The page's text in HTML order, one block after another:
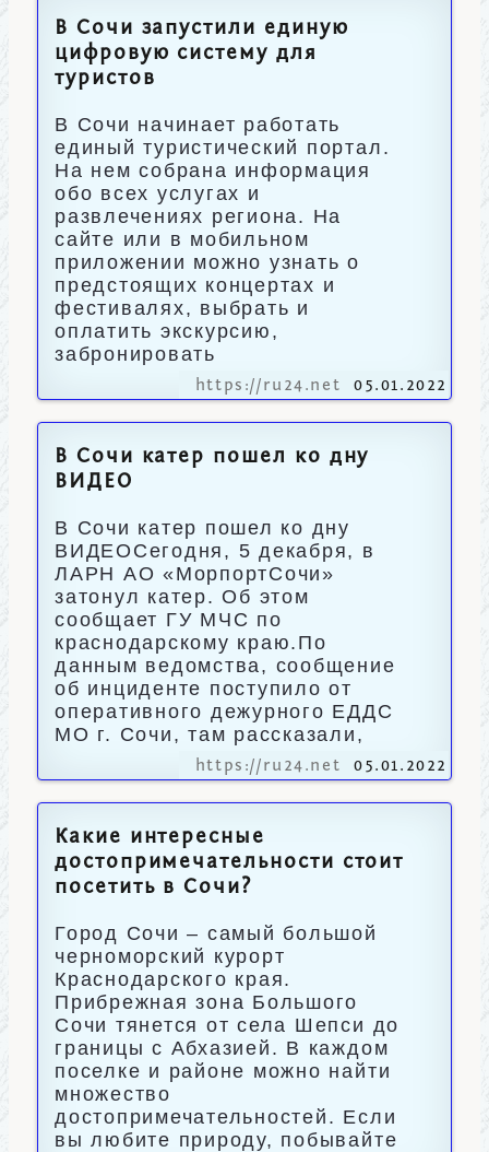
В Сочи запустили единую
цифровую систему для
туристов
В Сочи начинает работать
единый туристический портал.
На нем собрана информация
обо всех услугах и
развлечениях региона. На
сайте или в мобильном
приложении можно узнать о
предстоящих концертах и
фестивалях, выбрать и
оплатить экскурсию,
забронировать
https://ru24.net 05.01.2022
В Сочи катер пошел ко дну
ВИДЕО
В Сочи катер пошел ко дну
ВИДЕОСегодня, 5 декабря, в
ЛАРН АО «МорпортСочи»
затонул катер. Об этом
сообщает ГУ МЧС по
краснодарскому краю.По
данным ведомства, сообщение
об инциденте поступило от
оперативного дежурного ЕДДС
МО г. Сочи, там рассказали,
https://ru24.net 05.01.2022
Какие интересные
достопримечательности стоит
посетить в Сочи?
Город Сочи – самый большой
черноморский курорт
Краснодарского края.
Прибрежная зона Большого
Сочи тянется от села Шепси до
границы с Абхазией. В каждом
поселке и районе можно найти
множество
достопримечательностей. Если
вы любите природу, побывайте